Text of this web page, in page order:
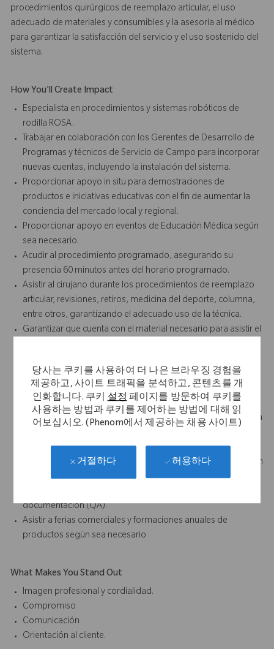
당사는 쿠키를 사용하여 더 나은 브라우징 경험을
제공하고, 사이트 트래픽을 분석하고, 콘텐츠를 개
인화합니다. 쿠키설정페이지를 방문하여 쿠키를
사용하는 방법과 쿠키를 제어하는 방법에 대해 읽
어보십시오. (Phenom에서 제공하는 채용 사이트)
거절하다 허용하다
procedimientos quirúrgicos de reemplazo articular, el uso
adecuado de materiales y consumibles y la asesoría al médico
para garantizar la satisfacción del servicio y el uso sostenido del
sistema.
How You'll Create Impact
Especialista en procedimientos y sistemas robóticos de
rodilla ROSA.
Trabajar en colaboración con los Gerentes de Desarrollo de
Programas y técnicos de Servicio de Campo para incorporar
nuevas cuentas, incluyendo la instalación del sistema.
Proporcionar apoyo in situ para demostraciones de
productos e iniciativas educativas con el fin de aumentar la
conciencia del mercado local y regional.
Proporcionar apoyo en eventos de Educación Médica según
sea necesario.
Acudir al procedimiento programado, asegurando su
presencia 60 minutos antes del horario programado.
Asistir al cirujano durante los procedimientos de reemplazo
articular, revisiones, retiros, medicina del deporte, columna,
entre otros, garantizando el adecuado uso de la técnica.
Garantizar que cuenta con el material necesario para asistir el
como hallazgos sobre el mismo.
Realizar el lavado de instrumental al término de la cirugía y
asegurar el adecuado proceso de la CEyE.
Asegurar el adecuado regreso del material de acuerdo con la
Promover los niveles más altos de satisfacción del cliente
mediante una respuesta rápida a las consultas, comunicación
clara y efectiva, y una apariencia profesional.
documentación (QA).
Asistir a ferias comerciales y formaciones anuales de
productos según sea necesario
What Makes You Stand Out
Imagen profesional y cordialidad.
Compromiso
Comunicación
Orientación al cliente.